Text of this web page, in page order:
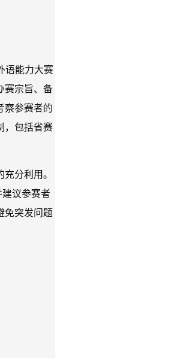
语能力大赛
赛宗旨、备
察参赛者的
，包括省赛
分利用。
建议参赛者
免突发问题